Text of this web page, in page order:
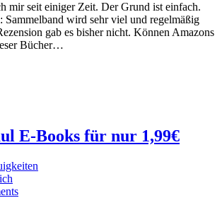
mir seit einiger Zeit. Der Grund ist einfach.
wird sehr viel und regelmäßig
gab es bisher nicht. Können Amazons
Bücher…
E-Books für nur 1,99€